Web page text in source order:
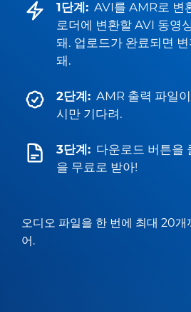
1단계: AVI를 AMR로 변
로더에 변환할 AVI 동영
돼. 업로드가 완료되면
돼.
2단계: AMR 출력 파일
시만 기다려.
3단계: 다운로드 버튼을
을 무료로 받아!
오디오 파일을 한 번에 최대 20개
어.